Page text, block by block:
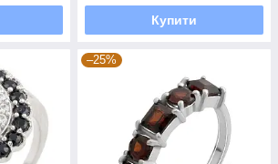
Купити
–25%